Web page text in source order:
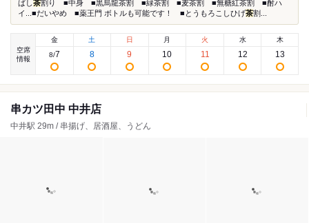
ばし茶割り ■中身 ■黒烏龍茶割 ■緑茶割 ■麦茶割 ■無糖紅茶割 ■酎ハ
イ...■だいやめ ■薬王門 ボトルも可能です！ ■とうもろこしひげ茶割...
空席
情報
金
8/7
土
8
日
9
月
10
火
11
水
12
木
13
串カツ田中 中井店
中井駅 29m / 串揚げ、居酒屋、うどん